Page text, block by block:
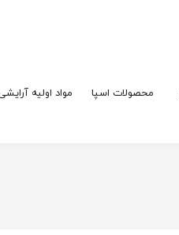
محصولات اسپا مواد اولیه